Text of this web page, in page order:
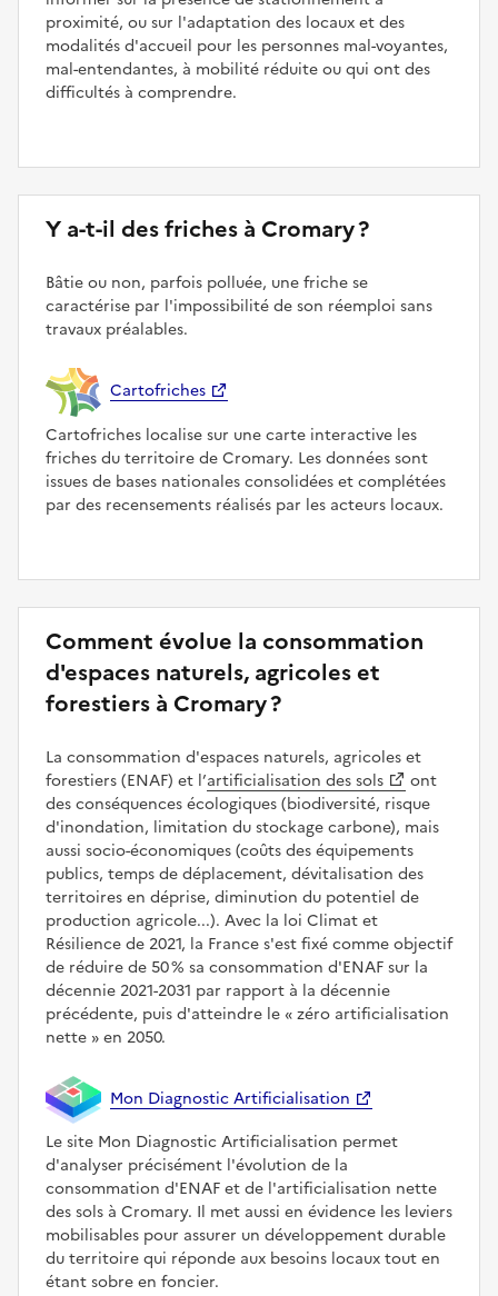
proximité, ou sur l'adaptation des locaux et des
modalités d'accueil pour les personnes mal-voyantes,
mal-entendantes, à mobilité réduite ou qui ont des
difficultés à comprendre.
Y a-t-il des friches à Cromary ?
Bâtie ou non, parfois polluée, une friche se
caractérise par l'impossibilité de son réemploi sans
travaux préalables.
Cartofriches
Cartofriches localise sur une carte interactive les
friches du territoire de Cromary. Les données sont
issues de bases nationales consolidées et complétées
par des recensements réalisés par les acteurs locaux.
Comment évolue la consommation
d'espaces naturels, agricoles et
forestiers à Cromary ?
La consommation d'espaces naturels, agricoles et
forestiers (ENAF) et l’artificialisation des sols
ont
des conséquences écologiques (biodiversité, risque
d'inondation, limitation du stockage carbone), mais
aussi socio-économiques (coûts des équipements
publics, temps de déplacement, dévitalisation des
territoires en déprise, diminution du potentiel de
production agricole...). Avec la loi Climat et
Résilience de 2021, la France s'est fixé comme objectif
de réduire de 50 % sa consommation d'ENAF sur la
décennie 2021-2031 par rapport à la décennie
précédente, puis d'atteindre le
zéro artificialisation
nette
en 2050.
Mon Diagnostic Artificialisation
Le site Mon Diagnostic Artificialisation permet
d'analyser précisément l'évolution de la
consommation d'ENAF et de l'artificialisation nette
des sols à Cromary. Il met aussi en évidence les leviers
mobilisables pour assurer un développement durable
du territoire qui réponde aux besoins locaux tout en
étant sobre en foncier.